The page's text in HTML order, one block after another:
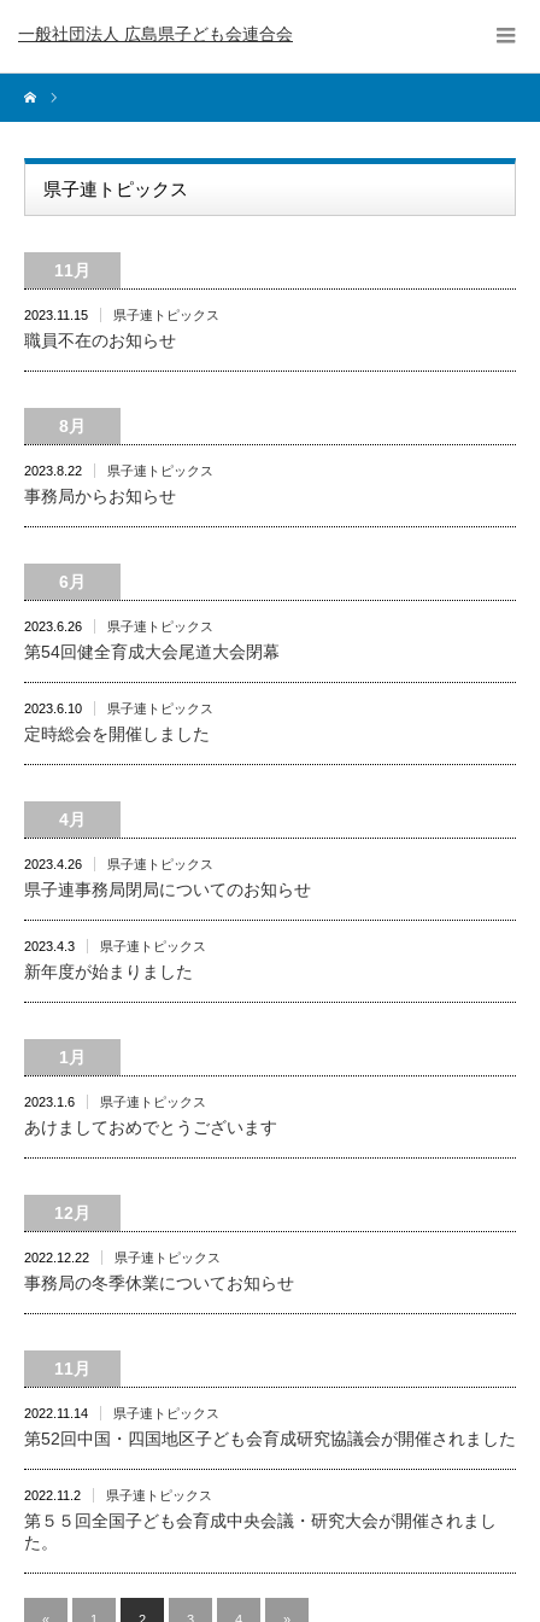
一般社団法人 広島県子ども会連合会
県子連トピックス
11月
2023.11.15 県子連トピックス
職員不在のお知らせ
8月
2023.8.22 県子連トピックス
事務局からお知らせ
6月
2023.6.26 県子連トピックス
第54回健全育成大会尾道大会閉幕
2023.6.10 県子連トピックス
定時総会を開催しました
4月
2023.4.26 県子連トピックス
県子連事務局閉局についてのお知らせ
2023.4.3 県子連トピックス
新年度が始まりました
1月
2023.1.6 県子連トピックス
あけましておめでとうございます
12月
2022.12.22 県子連トピックス
事務局の冬季休業についてお知らせ
11月
2022.11.14 県子連トピックス
第52回中国・四国地区子ども会育成研究協議会が開催されました
2022.11.2 県子連トピックス
第５５回全国子ども会育成中央会議・研究大会が開催されまし
た。